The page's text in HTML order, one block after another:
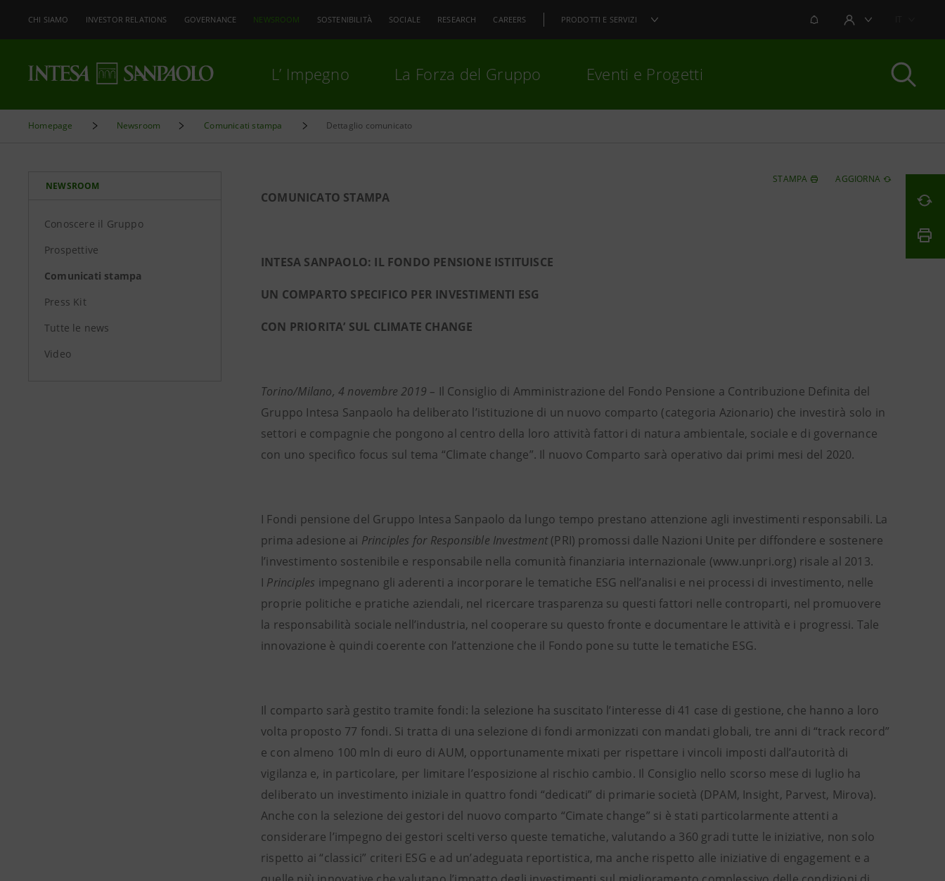
CHI SIAMO INVESTOR RELATIONS GOVERNANCE NEWSROOM SOSTENIBILITÀ SOCIALE RESEARCH CAREERS PRODOTTI E SERVIZI NOTIFICHEAREA UTENTE
L’ Impegno La Forza del Gruppo Eventi e Progetti
Homepage Newsroom Comunicati stampa Dettaglio comunicato
NEWSROOM
Conoscere il Gruppo
Prospettive
Comunicati stampa
Press Kit
Tutte le news
Video
STAMPA AGGIORNA
COMUNICATO STAMPA
INTESA SANPAOLO: IL FONDO PENSIONE ISTITUISCE
UN COMPARTO SPECIFICO PER INVESTIMENTI ESG
CON PRIORITA’ SUL CLIMATE CHANGE
Torino/Milano, 4 novembre 2019 – Il Consiglio di Amministrazione del Fondo Pensione a Contribuzione Definita del
Gruppo Intesa Sanpaolo ha deliberato l’istituzione di un nuovo comparto (categoria Azionario) che investirà solo in
settori e compagnie che pongono al centro della loro attività fattori di natura ambientale, sociale e di governance
con uno specifico focus sul tema “Climate change”. Il nuovo Comparto sarà operativo dai primi mesi del 2020.
I Fondi pensione del Gruppo Intesa Sanpaolo da lungo tempo prestano attenzione agli investimenti responsabili. La
prima adesione ai Principles for Responsible Investment(PRI) promossi dalle Nazioni Unite per diffondere e sostenere
l’investimento sostenibile e responsabile nella comunità finanziaria internazionale (www.unpri.org) risale al 2013.
I Principles impegnano gli aderenti a incorporare le tematiche ESG nell’analisi e nei processi di investimento, nelle
proprie politiche e pratiche aziendali, nel ricercare trasparenza su questi fattori nelle controparti, nel promuovere
la responsabilità sociale nell’industria, nel cooperare su questo fronte e documentare le attività e i progressi. Tale
innovazione è quindi coerente con l’attenzione che il Fondo pone su tutte le tematiche ESG.
Il comparto sarà gestito tramite fondi: la selezione ha suscitato l’interesse di 41 case di gestione, che hanno a loro
volta proposto 77 fondi. Si tratta di una selezione di fondi armonizzati con mandati globali, tre anni di “track record”
e con almeno 100 mln di euro di AUM, opportunamente mixati per rispettare i vincoli imposti dall’autorità di
vigilanza e, in particolare, per limitare l’esposizione al rischio cambio. Il Consiglio nello scorso mese di luglio ha
deliberato un investimento iniziale in quattro fondi “dedicati” di primarie società (DPAM, Insight, Parvest, Mirova).
Anche con la selezione dei gestori del nuovo comparto “Cimate change” si è stati particolarmente attenti a
considerare l’impegno dei gestori scelti verso queste tematiche, valutando a 360 gradi tutte le iniziative, non solo
rispetto ai “classici” criteri ESG e ad un’adeguata reportistica, ma anche rispetto alle iniziative di engagement e a